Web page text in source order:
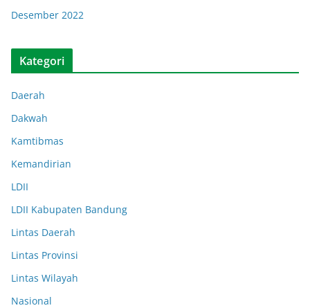
Desember 2022
Kategori
Daerah
Dakwah
Kamtibmas
Kemandirian
LDII
LDII Kabupaten Bandung
Lintas Daerah
Lintas Provinsi
Lintas Wilayah
Nasional